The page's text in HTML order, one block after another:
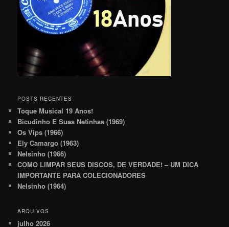
POSTS RECENTES
Toque Musical 19 Anos!
Bicudinho E Suas Netinhas (1969)
Os Vips (1966)
Ely Camargo (1963)
Nelsinho (1966)
COMO LIMPAR SEUS DISCOS, DE VERDADE! – UM DICA
IMPORTANTE PARA COLECIONADORES
Nelsinho (1964)
ARQUIVOS
julho 2026